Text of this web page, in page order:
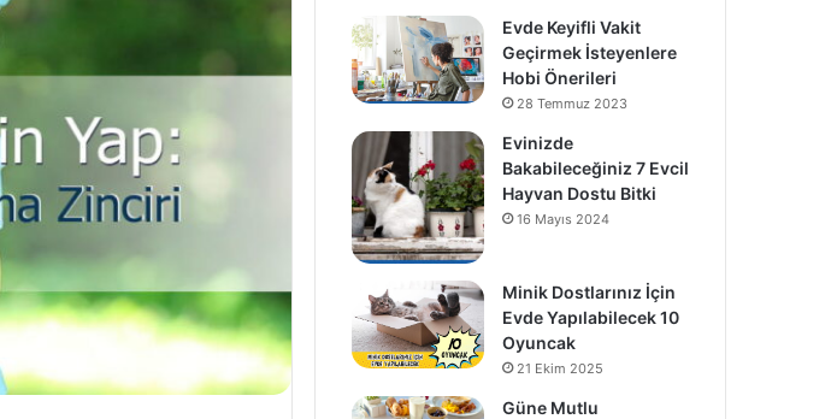
Evde Keyifli Vakit
Geçirmek İsteyenlere
Hobi Önerileri
28 Temmuz 2023
Evinizde
Bakabileceğiniz 7 Evcil
Hayvan Dostu Bitki
16 Mayıs 2024
Minik Dostlarınız İçin
Evde Yapılabilecek 10
Oyuncak
21 Ekim 2025
Güne Mutlu